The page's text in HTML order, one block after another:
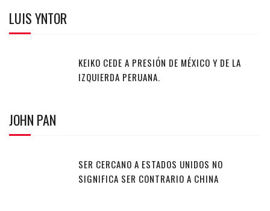
LUIS YNTOR
KEIKO CEDE A PRESIÓN DE MÉXICO Y DE LA
IZQUIERDA PERUANA.
JOHN PAN
SER CERCANO A ESTADOS UNIDOS NO
SIGNIFICA SER CONTRARIO A CHINA